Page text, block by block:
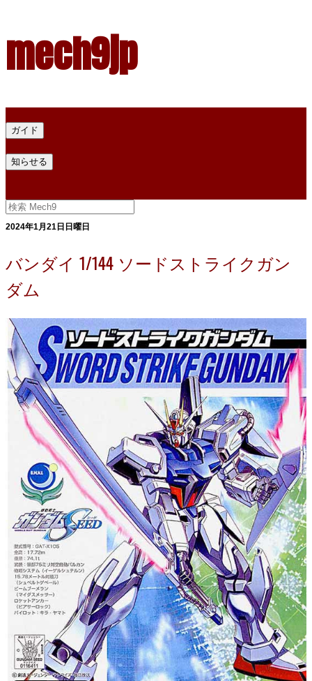
mech9jp
ガイド
知らせる
2024年1月21日日曜日
バンダイ 1/144 ソードストライクガン
ダム